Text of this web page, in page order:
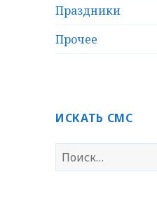
Праздники
Прочее
ИСКАТЬ СМС
Н
а